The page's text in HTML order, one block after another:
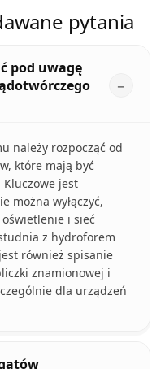
pytania
pod uwagę
należy rozpocząć od
które mają być
jest
można wyłączyć,
i sieć
z hydroforem
również spisanie
znamionowej i
dla urządzeń